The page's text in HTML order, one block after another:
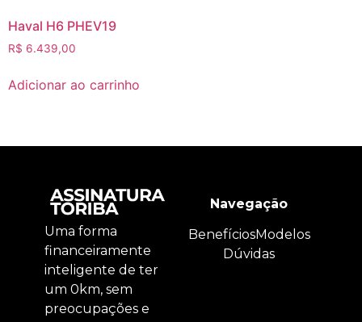
Haval H6 PHEV19
R$ 6.439,00
Adicionar ao carrinho
Uma forma
financeiramente
inteligente de ter
um 0km, sem
preocupações e
Navegação
BenefíciosModelos
Dúvidas